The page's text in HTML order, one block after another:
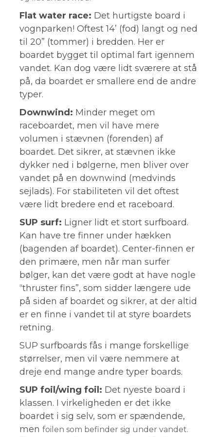
Flat water race: Det hurtigste board i
vognparken! Oftest 14’ (fod) langt og ned
til 20” (tommer) i bredden. Her er
boardet bygget til optimal fart igennem
vandet. Kan dog være lidt sværere at stå
på, da boardet er smallere end de andre
typer.
Downwind: Minder meget om
raceboardet, men vil have mere
volumen i stævnen (forenden) af
boardet. Det sikrer, at stævnen ikke
dykker ned i bølgerne, men bliver over
vandet på en downwind (medvinds
sejlads). For stabiliteten vil det oftest
være lidt bredere end et raceboard.
SUP surf: Ligner lidt et stort surfboard.
Kan have tre finner under hækken
(bagenden af boardet). Center-finnen er
den primære, men når man surfer
bølger, kan det være godt at have nogle
“thruster fins”, som sidder længere ude
på siden af boardet og sikrer, at der altid
er en finne i vandet til at styre boardets
retning.
SUP surfboards fås i mange forskellige
størrelser, men vil være nemmere at
dreje end mange andre typer boards.
SUP foil/wing foil: Det nyeste board i
klassen. I virkeligheden er det ikke
boardet i sig selv, som er spændende,
men foilen som befinder sig under vandet.